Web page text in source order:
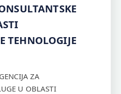
TEHNOLOGIJE
ZA
U OBLASTI